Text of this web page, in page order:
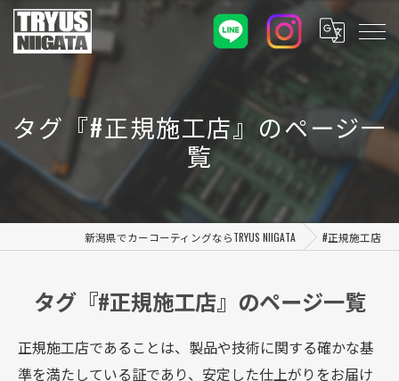
タグ『#正規施工店』のページ一
覧
新潟県でカーコーティングならTRYUS NIIGATA #正規施工店
タグ『#正規施工店』のページ一覧
正規施工店であることは、製品や技術に関する確かな基
準を満たしている証であり、安定した仕上がりをお届け